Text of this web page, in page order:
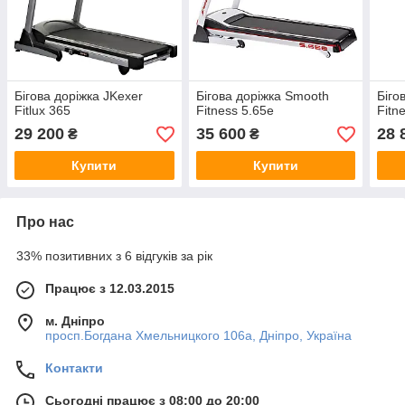
Бігова доріжка JKexer
Fitlux 365
29 200 ₴
Купити
Бігова доріжка Smooth
Fitness 5.65e
35 600₴
Купити
28
Про нас
33% позитивних з 6 відгуків за рік
Працює з 12.03.2015
м. Дніпро
просп.Богдана Хмельницкого 106а, Дніпро, Україна
Контакти
Сьогодні працює з 08:00 до 20:00